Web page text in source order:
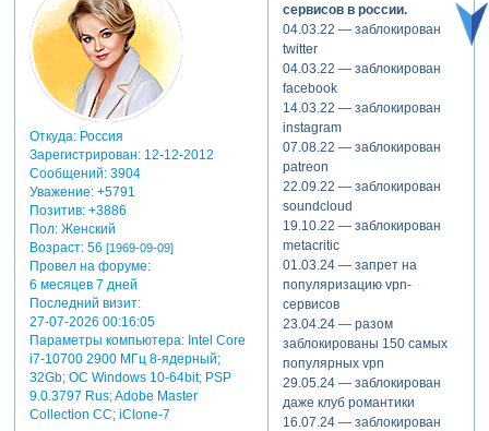
Откуда:Россия
Зарегистрирован: 12-12-2012
Сообщений:3904
Уважение: +5791
Позитив: +3886
Пол:Женский
Возраст:56 [1969-09-09]
Провел на форуме:
6 месяцев 7 дней
Последний визит:
27-07-2026 00:16:05
Параметры компьютера:Intel Core
i7-10700 2900 МГц 8-ядерный;
32Gb; ОС Windows 10-64bit; PSP
9.0.3797 Rus; Adobe Master
Collection СС; iClone-7
сервисов в россии.
04.03.22 — заблокирован
twitter
04.03.22 — заблокирован
facebook
14.03.22 — заблокирован
instagram
07.08.22 — заблокирован
patreon
22.09.22 — заблокирован
soundcloud
19.10.22 — заблокирован
metacritic
01.03.24 — запрет на
популяризацию vpn-
сервисов
23.04.24 — разом
заблокированы 150 самых
популярных vpn
29.05.24 — заблокирован
даже клуб романтики
16.07.24 — заблокирован